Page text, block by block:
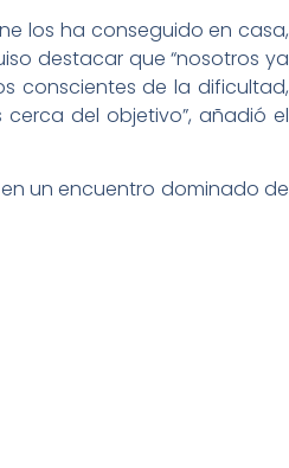
los ha conseguido en casa,
destacar que “nosotros ya
conscientes de la dificultad,
del objetivo”, añadió el
un encuentro dominado de